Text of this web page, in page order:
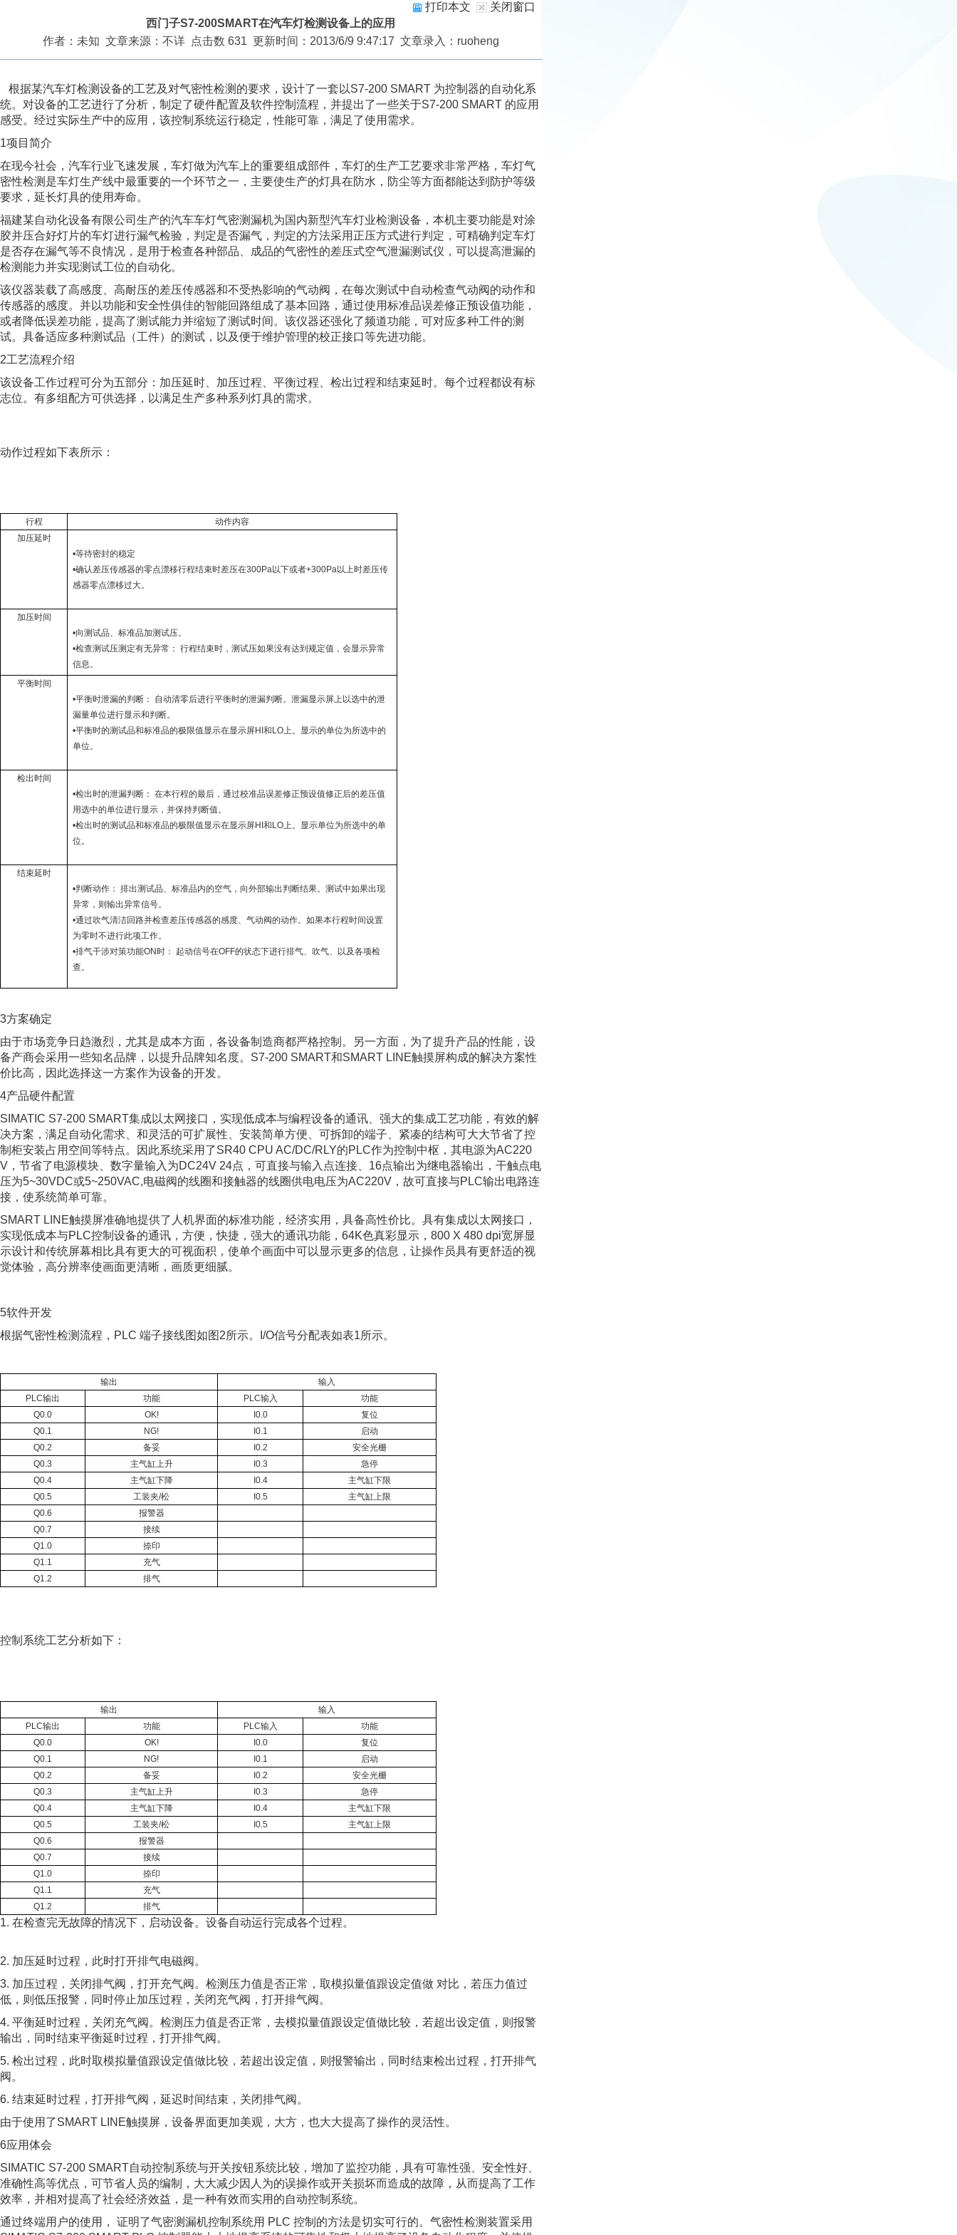
打印本文
关闭窗口
西门子S7-200SMART在汽车灯检测设备上的应用
作者：未知 文章来源：不详 点击数 631 更新时间：2013/6/9 9:47:17 文章录入：ruoheng
根据某汽车灯检测设备的工艺及对气密性检测的要求，设计了一套以S7-200 SMART 为控制器的自动化系
统。对设备的工艺进行了分析，制定了硬件配置及软件控制流程，并提出了一些关于S7-200 SMART 的应用
感受。经过实际生产中的应用，该控制系统运行稳定，性能可靠，满足了使用需求。
1项目简介
在现今社会，汽车行业飞速发展，车灯做为汽车上的重要组成部件，车灯的生产工艺要求非常严格，车灯气
密性检测是车灯生产线中最重要的一个环节之一，主要使生产的灯具在防水，防尘等方面都能达到防护等级
要求，延长灯具的使用寿命。
福建某自动化设备有限公司生产的汽车车灯气密测漏机为国内新型汽车灯业检测设备，本机主要功能是对涂
胶并压合好灯片的车灯进行漏气检验，判定是否漏气，判定的方法采用正压方式进行判定，可精确判定车灯
是否存在漏气等不良情况，是用于检查各种部品、成品的气密性的差压式空气泄漏测试仪，可以提高泄漏的
检测能力并实现测试工位的自动化。
该仪器装载了高感度、高耐压的差压传感器和不受热影响的气动阀，在每次测试中自动检查气动阀的动作和
传感器的感度。并以功能和安全性俱佳的智能回路组成了基本回路，通过使用标准品误差修正预设值功能，
或者降低误差功能，提高了测试能力并缩短了测试时间。该仪器还强化了频道功能，可对应多种工件的测
试。具备适应多种测试品（工件）的测试，以及便于维护管理的校正接口等先进功能。
2工艺流程介绍
该设备工作过程可分为五部分：加压延时、加压过程、平衡过程、检出过程和结束延时。每个过程都设有标
志位。有多组配方可供选择，以满足生产多种系列灯具的需求。
动作过程如下表所示：
行程
动作内容
加压延时
•等待密封的稳定
•确认差压传感器的零点漂移行程结束时差压在300Pa以下或者+300Pa以上时差压传
感器零点漂移过大。
加压时间
•向测试品、标准品加测试压。
•检查测试压测定有无异常： 行程结束时，测试压如果没有达到规定值，会显示异常
信息。
平衡时间
•平衡时泄漏的判断： 自动清零后进行平衡时的泄漏判断。泄漏显示屏上以选中的泄
漏量单位进行显示和判断。
•平衡时的测试品和标准品的极限值显示在显示屏HI和 LO上。显示的单位为所选中的
单位。
检出时间
•检出时的泄漏判断： 在本行程的最后，通过校准品误差修正预设值修正后的差压值
用选中的单位进行显示，并保持判断值。
•检出时的测试品和标准品的极限值显示在显示屏HI和 LO上。显示单位为所选中的单
位。
结束延时
•判断动作： 排出测试品、标准品内的空气，向外部输出判断结果。测试中如果出现
异常，则输出异常信号。
•通过吹气清洁回路并检查差压传感器的感度、气动阀的动作。如果本行程时间设置
为零时不进行此项工作。
•排气干涉对策功能ON 时： 起动信号在OFF的状态下进行排气、吹气、以及各项检
查。
3方案确定
由于市场竞争日趋激烈，尤其是成本方面，各设备制造商都严格控制。另一方面，为了提升产品的性能，设
备产商会采用一些知名品牌，以提升品牌知名度。S7-200 SMART和SMART LINE触摸屏构成的解决方案性
价比高，因此选择这一方案作为设备的开发。
4产品硬件配置
SIMATIC S7-200 SMART集成以太网接口，实现低成本与编程设备的通讯、强大的集成工艺功能，有效的解
决方案，满足自动化需求、和灵活的可扩展性、安装简单方便、可拆卸的端子、紧凑的结构可大大节省了控
制柜安装占用空间等特点。因此系统采用了SR40 CPU AC/DC/RLY的PLC作为控制中枢，其电源为AC220
V，节省了电源模块、数字量输入为DC24V 24点，可直接与输入点连接、16点输出为继电器输出，干触点电
压为5~30VDC或5~250VAC,电磁阀的线圈和接触器的线圈供电电压为AC220V，故可直接与PLC输出电路连
接，使系统简单可靠。
SMART LINE触摸屏准确地提供了人机界面的标准功能，经济实用，具备高性价比。具有集成以太网接口，
实现低成本与PLC控制设备的通讯，方便，快捷，强大的通讯功能，64K色真彩显示，800 X 480 dpi宽屏显
示设计和传统屏幕相比具有更大的可视面积，使单个画面中可以显示更多的信息，让操作员具有更舒适的视
觉体验，高分辨率使画面更清晰，画质更细腻。
5软件开发
根据气密性检测流程，PLC 端子接线图如图2所示。I/O信号分配表如表1所示。
输出
输入
PLC输出 功能 PLC输入
功能
Q0.0
OK! I0.0
复位
Q0.1
NG! I0.1
启动
Q0.2
备妥 I0.2
安全光栅
Q0.3
主气缸上升 I0.3
急停
Q0.4
主气缸下降 I0.4
主气缸下限
Q0.5
工装夹/松 I0.5
主气缸上限
Q0.6
报警器
Q0.7
接续
Q1.0
捺印
Q1.1
充气
Q1.2
排气
控制系统工艺分析如下：
输出
输入
PLC输出 功能 PLC输入
功能
Q0.0
OK! I0.0
复位
Q0.1
NG! I0.1
启动
Q0.2
备妥 I0.2
安全光栅
Q0.3
主气缸上升 I0.3
急停
Q0.4
主气缸下降 I0.4
主气缸下限
Q0.5
工装夹/松 I0.5
主气缸上限
Q0.6
报警器
Q0.7
接续
Q1.0
捺印
Q1.1
充气
Q1.2
排气
1. 在检查完无故障的情况下，启动设备。设备自动运行完成各个过程。
2. 加压延时过程，此时打开排气电磁阀。
3. 加压过程，关闭排气阀，打开充气阀。检测压力值是否正常，取模拟量值跟设定值做 对比，若压力值过
低，则低压报警，同时停止加压过程，关闭充气阀，打开排气阀。
4. 平衡延时过程，关闭充气阀。检测压力值是否正常，去模拟量值跟设定值做比较，若超出设定值，则报警
输出，同时结束平衡延时过程，打开排气阀。
5. 检出过程，此时取模拟量值跟设定值做比较，若超出设定值，则报警输出，同时结束检出过程，打开排气
阀。
6. 结束延时过程，打开排气阀，延迟时间结束，关闭排气阀。
由于使用了SMART LINE触摸屏，设备界面更加美观，大方，也大大提高了操作的灵活性。
6应用体会
SIMATIC S7-200 SMART自动控制系统与开关按钮系统比较，增加了监控功能，具有可靠性强、安全性好、
准确性高等优点，可节省人员的编制，大大减少因人为的误操作或开关损坏而造成的故障，从而提高了工作
效率，并相对提高了社会经济效益，是一种有效而实用的自动控制系统。
通过终端用户的使用， 证明了气密测漏机控制系统用 PLC 控制的方法是切实可行的。气密性检测装置采用